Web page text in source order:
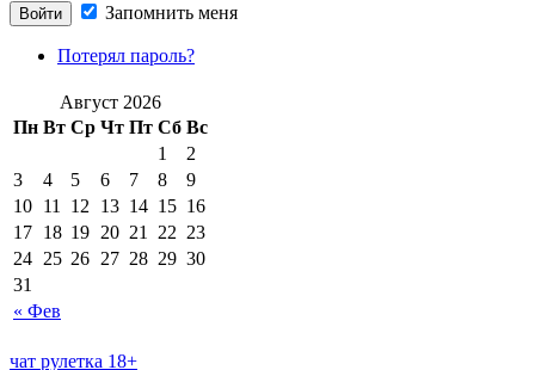
Запомнить меня
Потерял пароль?
Август 2026
Пн Вт Ср Чт Пт Сб Вс
« Фев
1
2
3
4 5 6 7 8
9
10 11 12 13 14 15 16
17 18 19 20 21 22 23
24 25 26 27 28 29 30
31
чат рулетка 18+